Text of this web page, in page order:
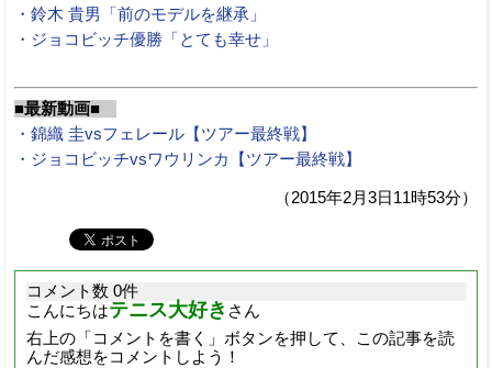
・鈴木 貴男「前のモデルを継承」
・ジョコビッチ優勝「とても幸せ」
■最新動画■
・錦織 圭vsフェレール【ツアー最終戦】
・ジョコビッチvsワウリンカ【ツアー最終戦】
（2015年2月3日11時53分）
コメント数 0件
こんにちはテニス大好き さん
右上の「コメントを書く」ボタンを押して、この記事を読
んだ感想をコメントしよう！